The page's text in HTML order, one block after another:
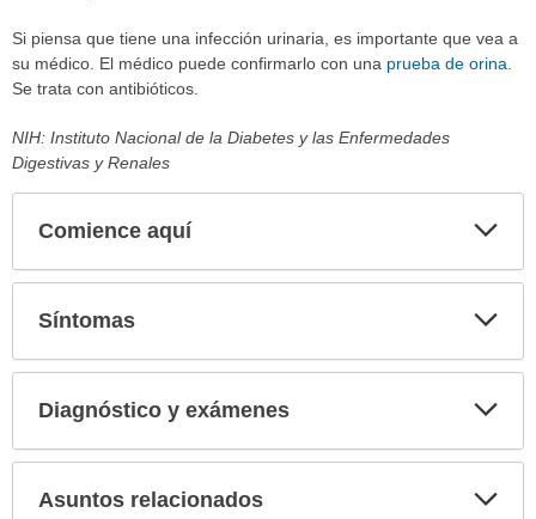
Si piensa que tiene una infección urinaria, es importante que vea a
su médico. El médico puede confirmarlo con una prueba de orina
Se trata con antibióticos.
NIH: Instituto Nacional de la Diabetes y las Enfermedades
Digestivas y Renales
Comience aquí
Síntomas
Diagnóstico y exámenes
Asuntos relacionados